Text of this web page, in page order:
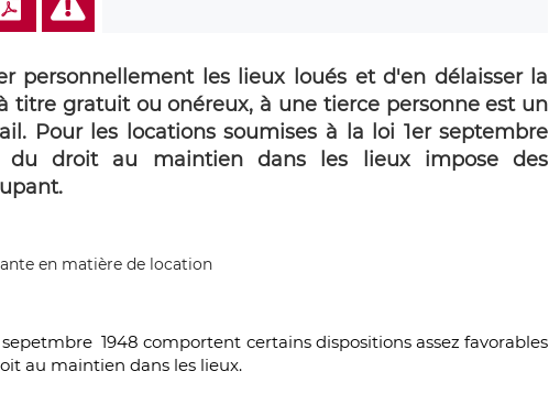
personnellement les lieux loués et d'en délaisser la
titre gratuit ou onéreux, à une tierce personne est un
Pour les locations soumises à la loi 1er septembre
du droit au maintien dans les lieux impose des
1948 comportent certains dispositions assez favorables
au maintien dans les lieux.